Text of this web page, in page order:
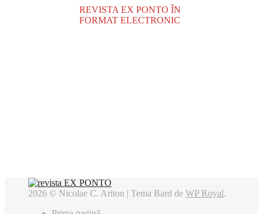
REVISTA EX PONTO ÎN
FORMAT ELECTRONIC
2026 © Nicolae C. Ariton | Tema Bard de WP Royal.